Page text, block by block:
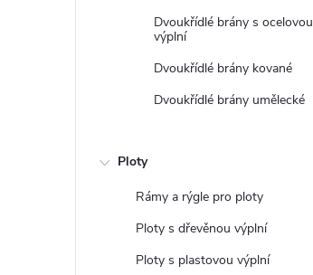
Dvoukřídlé brány s ocelovou
výplní
Dvoukřídlé brány kované
Dvoukřídlé brány umělecké
Ploty
Rámy a rýgle pro ploty
Ploty s dřevěnou výplní
Ploty s plastovou výplní